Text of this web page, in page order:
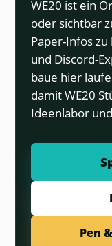
WE20 ist ein
oder sichtbar
Paper-Infos
und Discord-
baue hier
damit WE20
Ideenlabor
Pen